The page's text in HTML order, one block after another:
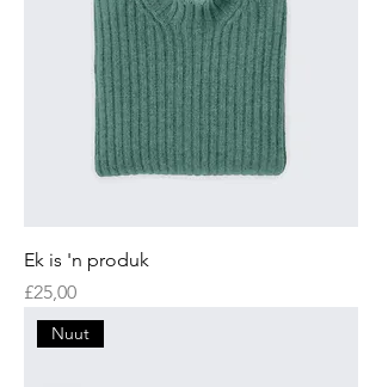
Ek is 'n produk
Price
£25,00
Nuut